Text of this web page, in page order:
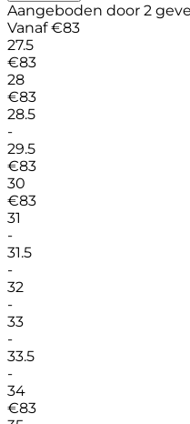
Aangeboden door 2
Vanaf €83
27.5
€83
28
€83
28.5
-
29.5
€83
30
€83
31
-
31.5
-
32
-
33
-
33.5
-
34
€83